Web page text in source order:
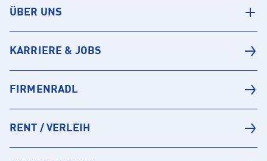
ÜBER UNS
KARRIERE & JOBS
FIRMENRADL
RENT / VERLEIH